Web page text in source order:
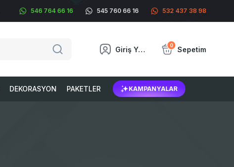
546 764 66 16 545 760 66 16 532 437 38 98
Giriş Yap 0 Sepetim
DEKORASYON PAKETLER KAMPANYALAR